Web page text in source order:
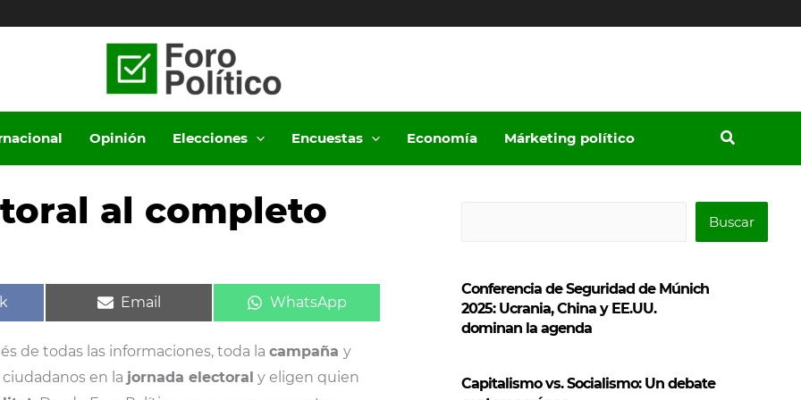
Opinión Elecciones Encuestas Economía Márketing político
al completo
Compartir
Email
Compartir
WhatsApp
de todas las informaciones, toda la campaña y
en la jornada electoral y eligen quien
c
a
Buscar
Conferencia de Seguridad de Múnich
2025: Ucrania, China y EE.UU.
dominan la agenda
Capitalismo vs. Socialismo: Un debate